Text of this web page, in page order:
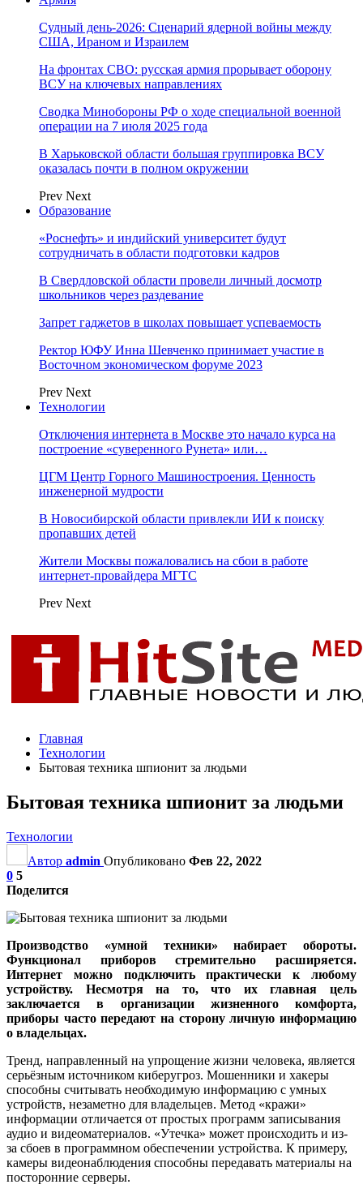
Судный день-2026: Сценарий ядерной войны между
США, Ираном и Израилем
На фронтах СВО: русская армия прорывает оборону
ВСУ на ключевых направлениях
Сводка Минобороны РФ о ходе специальной военной
операции на 7 июля 2025 года
В Харьковской области большая группировка ВСУ
оказалась почти в полном окружении
Prev Next
Образование
«Роснефть» и индийский университет будут
сотрудничать в области подготовки кадров
В Свердловской области провели личный досмотр
школьников через раздевание
Запрет гаджетов в школах повышает успеваемость
Ректор ЮФУ Инна Шевченко принимает участие в
Восточном экономическом форуме 2023
Prev Next
Технологии
Отключения интернета в Москве это начало курса на
построение «суверенного Рунета» или…
ЦГМ Центр Горного Машиностроения. Ценность
инженерной мудрости
В Новосибирской области привлекли ИИ к поиску
пропавших детей
Жители Москвы пожаловались на сбои в работе
интернет-провайдера МГТС
Prev Next
Главная
Технологии
Бытовая техника шпионит за людьми
Бытовая техника шпионит за людьми
Технологии
Автор admin Опубликовано Фев 22, 2022
0 5
Поделится
Производство «умной техники» набирает обороты.
Функционал приборов стремительно расширяется.
Интернет можно подключить практически к любому
устройству. Несмотря на то, что их главная цель
заключается в организации жизненного комфорта,
приборы часто передают на сторону личную информацию
о владельцах.
Тренд, направленный на упрощение жизни человека, является
серьёзным источником киберугроз. Мошенники и хакеры
способны считывать необходимую информацию с умных
устройств, незаметно для владельцев. Метод «кражи»
информации отличается от простых программ записывания
аудио и видеоматериалов. «Утечка» может происходить и из-
за сбоев в программном обеспечении устройства. К примеру,
камеры видеонаблюдения способны передавать материалы на
посторонние серверы.